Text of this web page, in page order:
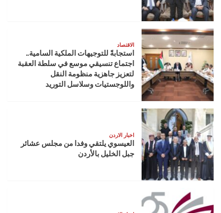
الاقتصاد
استجابةً للتوجيهات الملكية السامية..
اجتماع تنسيقي موسع في سلطة العقبة
لتعزيز جاهزية منظومة النقل
واللوجستيات وسلاسل التوريد
اخبار الاردن
العيسوي يلتقي وفدا من مجلس عشائر
جبل الخليل بالأردن